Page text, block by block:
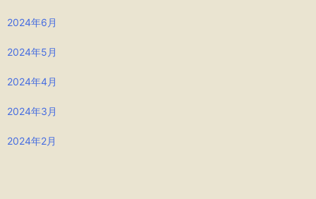
2024年6月
2024年5月
2024年4月
2024年3月
2024年2月